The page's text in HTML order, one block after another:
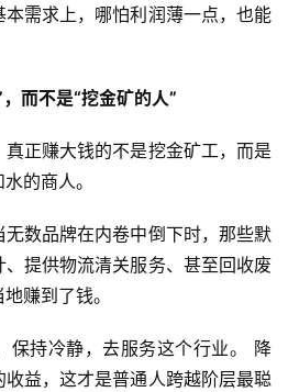
需求上，哪怕利润薄一点，也能
而不是“挖金矿的人”
正赚大钱的不是挖金矿工，而是
的商人。
数品牌在内卷中倒下时，那些默
提供物流清关服务、甚至回收废
赚到了钱。
保持冷静，去服务这个行业。 降
益，这才是普通人跨越阶层最聪